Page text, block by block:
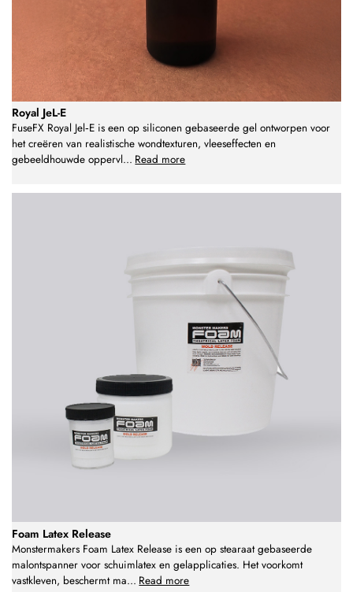
Royal JeL-E
FuseFX Royal Jel‑E is een op siliconen gebaseerde gel ontworpen voor
het creëren van realistische wondtexturen, vleeseffecten en
gebeeldhouwde oppervl... Read more
Foam Latex Release
Monstermakers Foam Latex Release is een op stearaat gebaseerde
malontspanner voor schuimlatex en gelapplicaties. Het voorkomt
vastkleven, beschermt ma... Read more